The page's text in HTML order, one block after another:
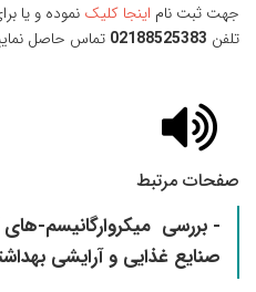
جهت ثبت نام اینجا کلیک نموده و یا
تلفن 02188525383 تماس حاصل
صفحات مرتبط
- بررسی میکروارگانیسم-های
صنایع غذایی و آرایشی